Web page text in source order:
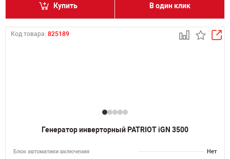
Купить В один клик
Код товара: 825189
Генератор инверторный PATRIOT iGN 3500
Блок автоматики включения
Нет